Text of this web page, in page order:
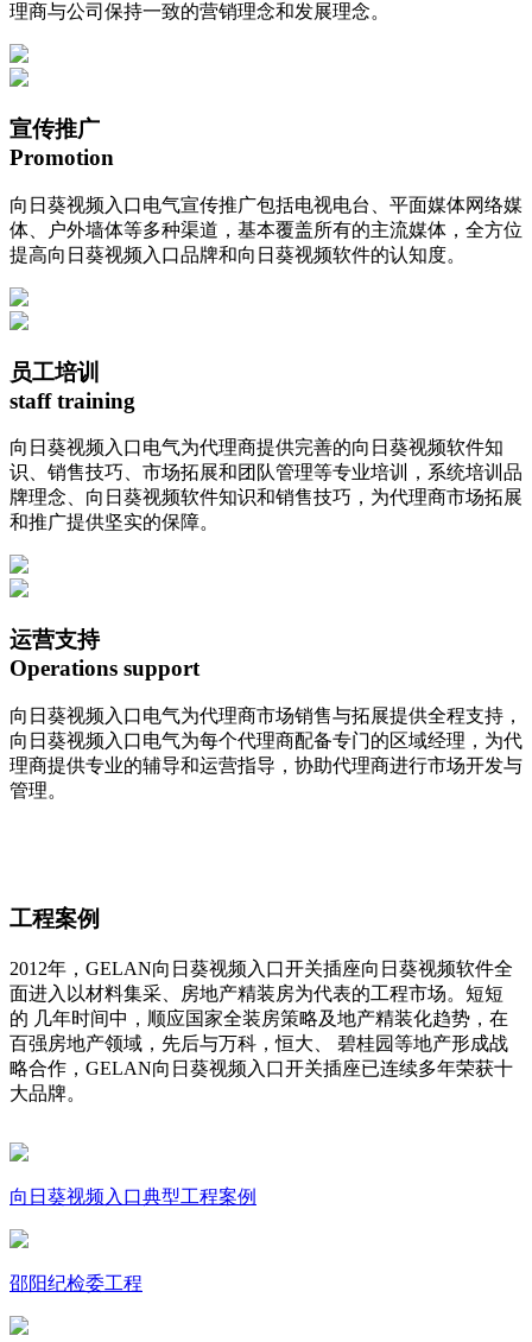
理商与公司保持一致的营销理念和发展理念。
宣传推广
Promotion
向日葵视频入口电气宣传推广包括电视电台、平面媒体网络媒
体、户外墙体等多种渠道，基本覆盖所有的主流媒体，全方位
提高向日葵视频入口品牌和向日葵视频软件的认知度。
员工培训
staff training
向日葵视频入口电气为代理商提供完善的向日葵视频软件知
识、销售技巧、市场拓展和团队管理等专业培训，系统培训品
牌理念、向日葵视频软件知识和销售技巧，为代理商市场拓展
和推广提供坚实的保障。
运营支持
Operations support
向日葵视频入口电气为代理商市场销售与拓展提供全程支持，
向日葵视频入口电气为每个代理商配备专门的区域经理，为代
理商提供专业的辅导和运营指导，协助代理商进行市场开发与
管理。
工程案例
2012年，GELAN向日葵视频入口开关插座向日葵视频软件全
面进入以材料集采、房地产精装房为代表的工程市场。短短
的 几年时间中，顺应国家全装房策略及地产精装化趋势，在
百强房地产领域，先后与万科，恒大、 碧桂园等地产形成战
略合作，GELAN向日葵视频入口开关插座已连续多年荣获十
大品牌。
向日葵视频入口典型工程案例
邵阳纪检委工程